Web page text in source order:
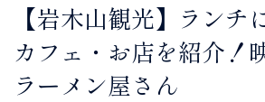
【岩木山観光】ランチ
カフェ・お店を紹介！
ラーメン屋さん